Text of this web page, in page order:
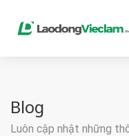
Blog
Luôn cập nhật những